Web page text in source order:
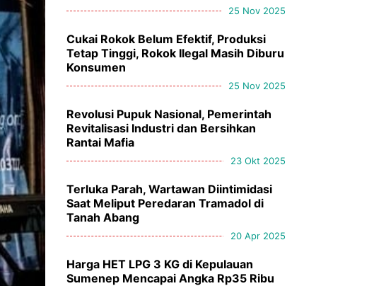
25 Nov 2025
Cukai Rokok Belum Efektif, Produksi
Tetap Tinggi, Rokok Ilegal Masih Diburu
Konsumen
25 Nov 2025
Revolusi Pupuk Nasional, Pemerintah
Revitalisasi Industri dan Bersihkan
Rantai Mafia
23 Okt 2025
Terluka Parah, Wartawan Diintimidasi
Saat Meliput Peredaran Tramadol di
Tanah Abang
20 Apr 2025
Harga HET LPG 3 KG di Kepulauan
Sumenep Mencapai Angka Rp35 Ribu